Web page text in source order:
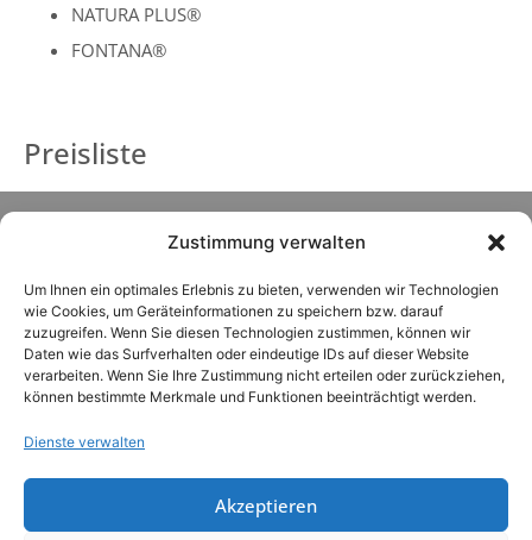
Zustimmung verwalten
Um Ihnen ein optimales Erlebnis zu bieten, verwenden wir Technologien
wie Cookies, um Geräteinformationen zu speichern bzw. darauf
zuzugreifen. Wenn Sie diesen Technologien zustimmen, können wir
Daten wie das Surfverhalten oder eindeutige IDs auf dieser Website
verarbeiten. Wenn Sie Ihre Zustimmung nicht erteilen oder zurückziehen,
können bestimmte Merkmale und Funktionen beeinträchtigt werden.
Dienste verwalten
Akzeptieren
NATURA PLUS®
FONTANA®
Preisliste